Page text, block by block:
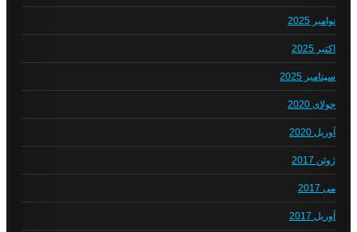
نوامبر 2025
اکتبر 2025
سپتامبر 2025
جولای 2020
آوریل 2020
ژوئن 2017
می 2017
آوریل 2017